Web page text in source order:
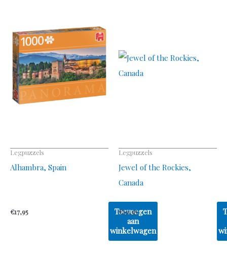
Legpuzzels
Alhambra, Spain
€17,95
Toevoegen
aan
winkelwagen
Legpuzzels
Jewel of the Rockies,
Canada
€10,95